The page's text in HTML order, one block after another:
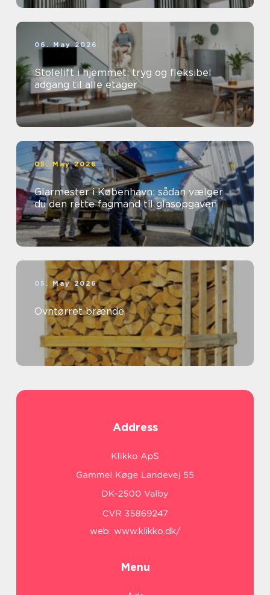
06. May 2026
Stolelift i hjemmet: tryg og fleksibel
adgang til alle etager
05. May 2026
Glarmester i København: sådan vælger
du den rette fagmand til glasopgaven
05. May 2026
Ovntørret brænde
Address
web: www.klikko.dk/
Menu